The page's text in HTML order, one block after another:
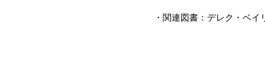
・関連図書：デレク・ベイ